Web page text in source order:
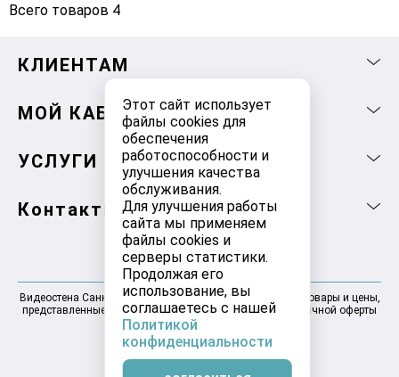
Этот сайт использует
файлы cookies для
обеспечения
работоспособности и
улучшения качества
обслуживания.
Для улучшения работы
сайта мы применяем
файлы cookies и
серверы статистики.
Продолжая его
использование, вы
соглашаетесь с нашей
Политикой
конфиденциальности
Всего товаров 4
КЛИЕНТАМ
МОЙ КАБИНЕТ
УСЛУГИ
Контакты
Видеостена Санкт-Петербург 2025-2026 © Информация, товары и цены,
представленные на сайте, не являются договором публичной оферты